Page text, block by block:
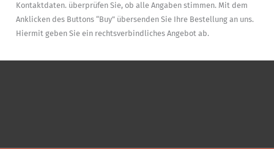
Kontaktdaten. überprüfen Sie, ob alle Angaben stimmen. Mit dem
Anklicken des Buttons “Buy” übersenden Sie Ihre Bestellung an uns.
Hiermit geben Sie ein rechtsverbindliches Angebot ab.